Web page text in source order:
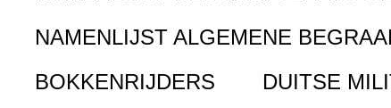
NAMENLIJST ALGEMENE
BOKKENRIJDERS
DUITSE